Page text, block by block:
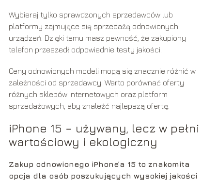
Wybieraj tylko sprawdzonych sprzedawców lub
platformy zajmujące się sprzedażą odnowionych
urządzeń. Dzięki temu masz pewność, że zakupiony
telefon przeszedł odpowiednie testy jakości.
Ceny odnowionych modeli mogą się znacznie różnić w
zależności od sprzedawcy. Warto porównać oferty
różnych sklepów internetowych oraz platform
sprzedażowych, aby znaleźć najlepszą ofertę.
iPhone 15 – używany, lecz w pełni
wartościowy i ekologiczny
Zakup odnowionego iPhone’a 15 to znakomita
opcja dla osób poszukujących wysokiej jakości